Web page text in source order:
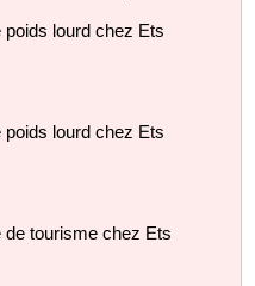
poids lourd chez Ets
poids lourd chez Ets
de tourisme chez Ets